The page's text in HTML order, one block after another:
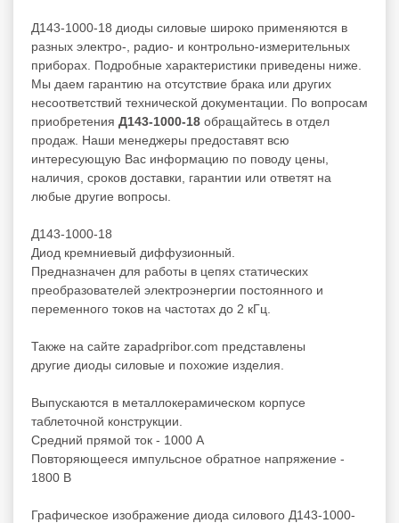
Д143-1000-18 диоды силовые широко применяются в
разных электро-, радио- и контрольно-измерительных
приборах. Подробные характеристики приведены ниже.
Мы даем гарантию на отсутствие брака или других
несоответствий технической документации. По вопросам
приобретения Д143-1000-18 обращайтесь в отдел
продаж. Наши менеджеры предоставят всю
интересующую Вас информацию по поводу цены,
наличия, сроков доставки, гарантии или ответят на
любые другие вопросы.
Д143-1000-18
Диод кремниевый диффузионный.
Предназначен для работы в цепях статических
преобразователей электроэнергии постоянного и
переменного токов на частотах до 2 кГц.
Также на сайте zapadpribor.com представлены
другие диоды силовые и похожие изделия.
Выпускаются в металлокерамическом корпусе
таблеточной конструкции.
Средний прямой ток - 1000 А
Повторяющееся импульсное обратное напряжение -
1800 В
Графическое изображение диода силового Д143-1000-